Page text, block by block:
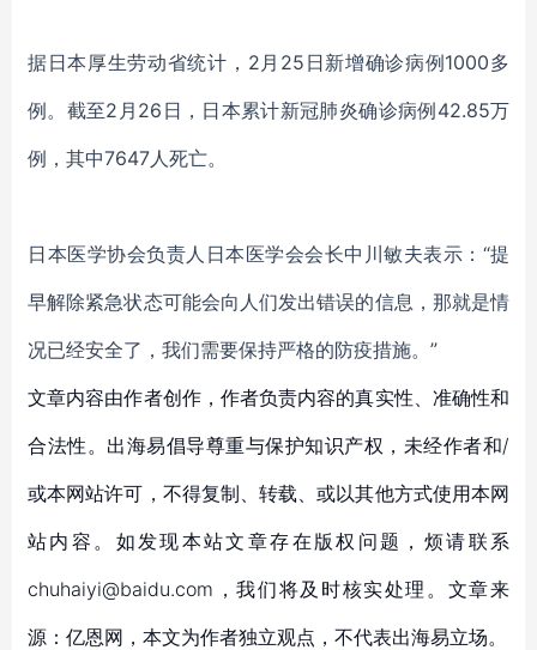
据日本厚生劳动省统计， 2月25日新增确诊病例1000多
例。截至2月26 日，日本累计新冠肺炎确诊病例42.85万
例，其中7647人死亡。
日本医学协会负责人日本医学会会长中川敏夫表示： “提
早解除紧急状态可能会向人们发出错误的信息，那就是情
况已经安全了 ， 我们需要保持严格的防疫措施。 ”
文章内容由作者创作，作者负责内容的真实性、准确性和
合法性。出海易倡导尊重与保护知识产权，未经作者和/
或本网站许可，不得复制、转载、或以其他方式使用本网
站内容。如发现本站文章存在版权问题，烦请联系
chuhaiyi@baidu.com，我们将及时核实处理。文章来
源：亿恩网，本文为作者独立观点，不代表出海易立场。